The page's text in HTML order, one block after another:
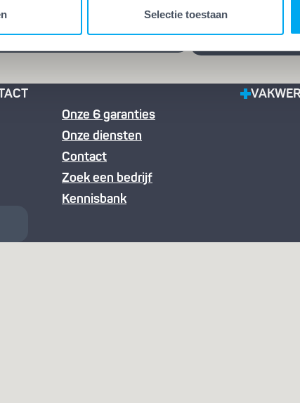
Selectie toestaan
maar bewezen
blijft goed, ook
klus is afgerond.
Onze 6 garanties
Onze diensten
Contact
Zoek een bedrijf
Kennisbank